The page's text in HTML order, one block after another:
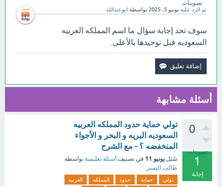
تصويتات
تم الرد عليه يونيو 5، 2025 بواسطة ابوعبدالله
سوف تجد إجابة سؤال ما اسم المملكه العربيه
السعوديه قبل توحيدها بالأعلى.
أسئلة مشابهة
0
تصويتات
1
إجابة
تولي حماية حدود المملكه العربيه
السعوديه البريه و البحر و الأجواء
المنخفضه ؟ - مع الشرح
سُئل يونيو 11 في تصنيف أسئلة تعليمية بواسطة
طالب التميز
تولي حماية حدود المملكه
العربيه